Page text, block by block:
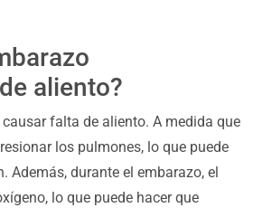
aliento?
falta de aliento. A medida que
los pulmones, lo que puede
Además, durante el embarazo, el
lo que puede hacer que